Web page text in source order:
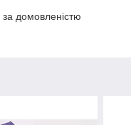
домовленістю